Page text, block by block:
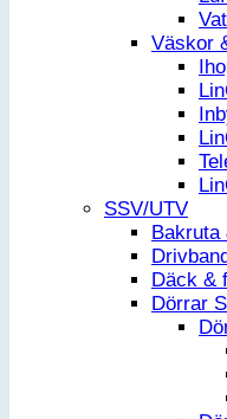
Väskor
SSV/UTV
Bakruta
Däck &
Dörrar